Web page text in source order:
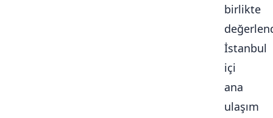
birlikte
İstanbul
içi
ana
ulaşım